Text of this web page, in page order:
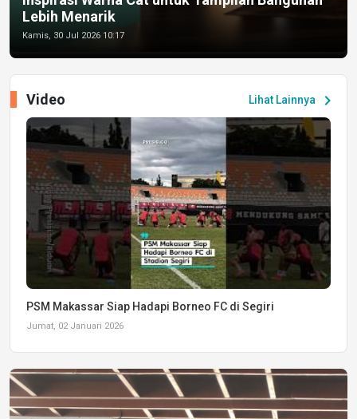
Lebih Menarik
Kamis, 30 Jul 2026 10:17
Lihat Lainnya chevron_right
Video
PSM Makassar Siap Hadapi Borneo FC di Segiri
Jumat, 02 Januari 2026